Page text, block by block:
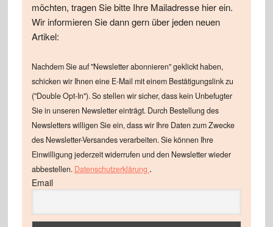
möchten, tragen Sie bitte Ihre Mailadresse hier ein.
Wir informieren Sie dann gern über jeden neuen
Artikel:
Nachdem Sie auf "Newsletter abonnieren" geklickt haben,
schicken wir Ihnen eine E-Mail mit einem Bestätigungslink zu
("Double Opt-In"). So stellen wir sicher, dass kein Unbefugter
Sie in unseren Newsletter einträgt. Durch Bestellung des
Newsletters willigen Sie ein, dass wir Ihre Daten zum Zwecke
des Newsletter-Versandes verarbeiten. Sie können Ihre
Einwilligung jederzeit widerrufen und den Newsletter wieder
abbestellen. Datenschutzerklärung .
Email